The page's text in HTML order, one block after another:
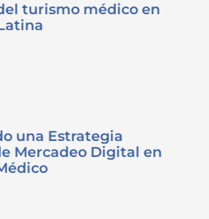
turismo médico en
una Estrategia
Mercadeo Digital en